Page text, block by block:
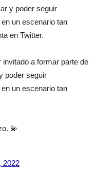
y poder seguir
un escenario tan
en Twitter.
a formar parte de
poder seguir
un escenario tan
💫
2022